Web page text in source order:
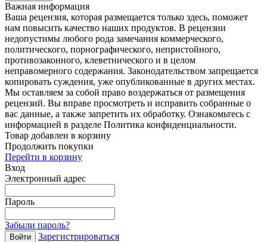
Важная информация
Ваша рецензия, которая размещается только здесь, поможет
нам повысить качество наших продуктов. В рецензии
недопустимы любого рода замечания коммерческого,
политического, порнографического, непристойного,
противозаконного, клеветнического и в целом
неправомерного содержания. Законодательством запрещается
копировать суждения, уже опубликованные в других местах.
Мы оставляем за собой право воздержаться от размещения
рецензий. Вы вправе просмотреть и исправить собранные о
вас данные, а также запретить их обработку. Ознакомьтесь с
информацией в разделе Политика конфиденциальности.
Товар добавлен в корзину
Продолжить покупки
Перейти в корзину
Вход
Электронный адрес
Пароль
Забыли пароль?
Войти
Зарегистрироваться